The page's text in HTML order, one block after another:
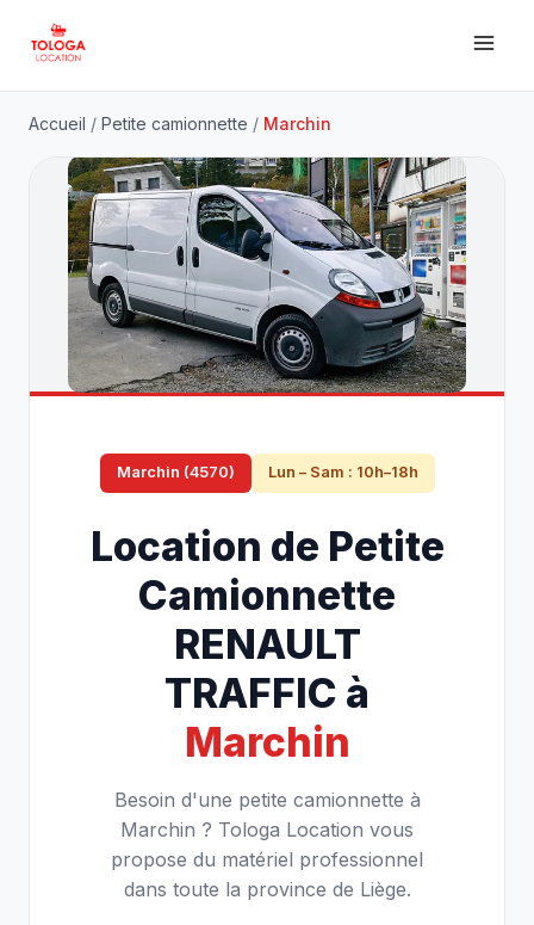
Accueil / Petite camionnette / Marchin
Marchin (4570) Lun – Sam : 10h–18h
Location de Petite
Camionnette
RENAULT
TRAFFIC à
Marchin
Besoin d'une petite camionnette à
Marchin ? Tologa Location vous
propose du matériel professionnel
dans toute la province de Liège.